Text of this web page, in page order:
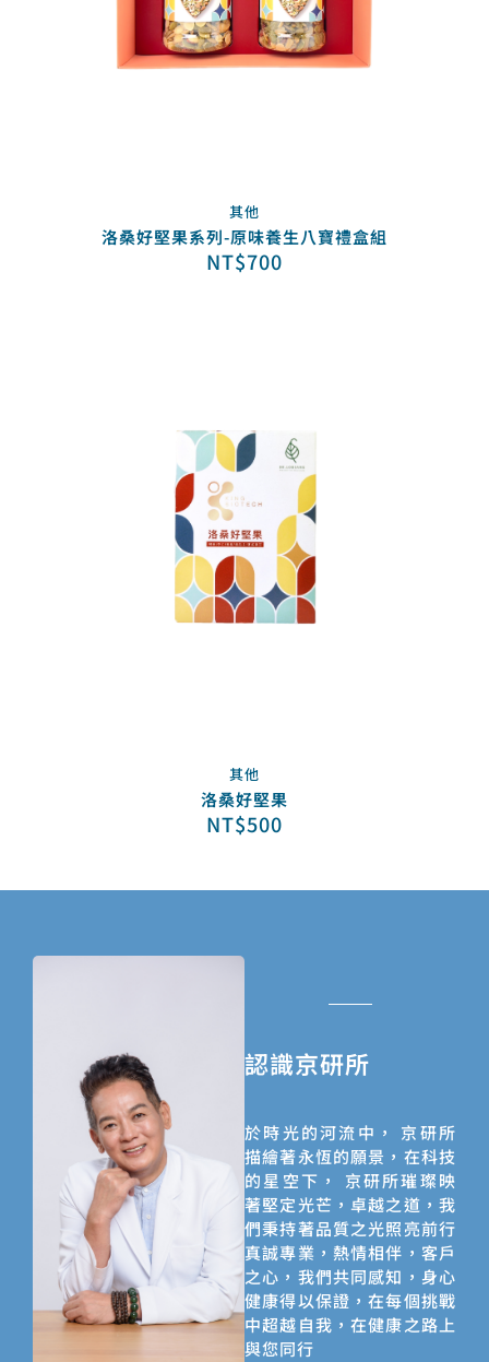
其他
洛桑好堅果系列-原味養生八寶禮盒組
NT$700
其他
洛桑好堅果
NT$500
認識京研所
於時光的河流中， 京研所
描繪著永恆的願景，在科技
的星空下， 京研所璀璨映
著堅定光芒，卓越之道，我
們秉持著品質之光照亮前行
真誠專業，熱情相伴，客戶
之心，我們共同感知，身心
健康得以保證，在每個挑戰
中超越自我，在健康之路上
與您同行